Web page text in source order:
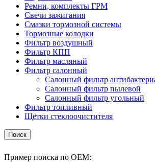
Ремни, комплекты ГРМ
Свечи зажигания
Смазки тормозной системы
Тормозные колодки
Фильтр воздушный
Фильтр КПП
Фильтр масляный
Фильтр салонный
Салонный фильтр
Салонный фильтр пылевой
Салонный фильтр угольный
Фильтр топливный
Щётки стеклоочистителя
Поиск
Пример поиска по OEM: